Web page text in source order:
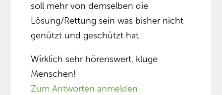
soll mehr von demselben die
Lösung/Rettung sein was bisher nicht
genützt und geschützt hat.
Wirklich sehr hörenswert, kluge
Menschen!
Zum Antworten anmelden